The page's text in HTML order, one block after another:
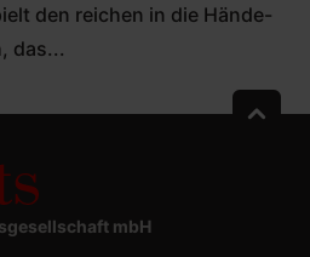
den reichen in die Hände-
das...
mbH